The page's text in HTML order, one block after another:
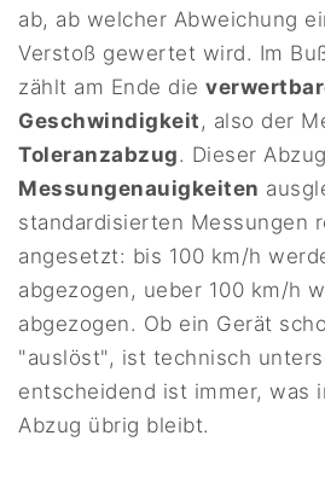
ab, ab welcher Abweichung
Verstoß gewertet wird. Im
zählt am Ende die
Geschwindigkeit, also der
Toleranzabzug. Dieser
Messungenauigkeiten
standardisierten Messungen
angesetzt: bis 100 km/h
abgezogen, ueber 100 km/h
abgezogen. Ob ein Gerät
"auslöst", ist technisch
entscheidend ist immer, was
Abzug übrig bleibt.